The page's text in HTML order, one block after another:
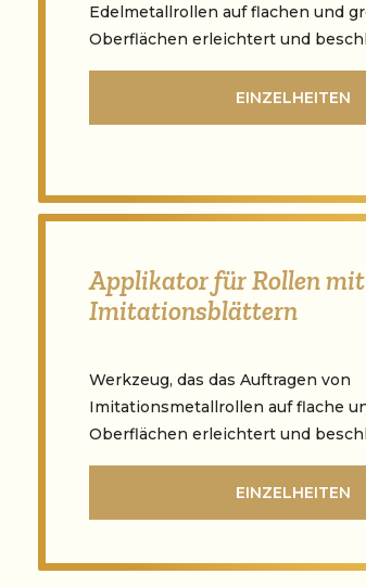
Edelmetallrollen auf flachen und
Oberflächen erleichtert und
EINZELHEITEN
Applikator für Rollen mit
Imitationsblättern
Werkzeug, das das Auftragen von
Imitationsmetallrollen auf flache
Oberflächen erleichtert und
EINZELHEITEN